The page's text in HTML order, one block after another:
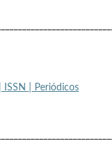
ISSN
Periódicos